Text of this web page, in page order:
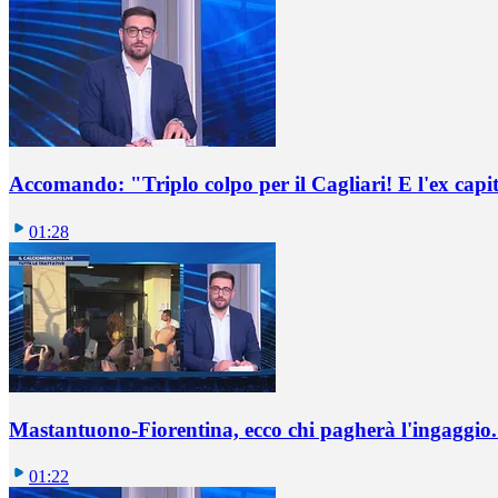
Accomando: "Triplo colpo per il Cagliari! E l'ex
01:28
Mastantuono-Fiorentina, ecco chi pagherà
01:22